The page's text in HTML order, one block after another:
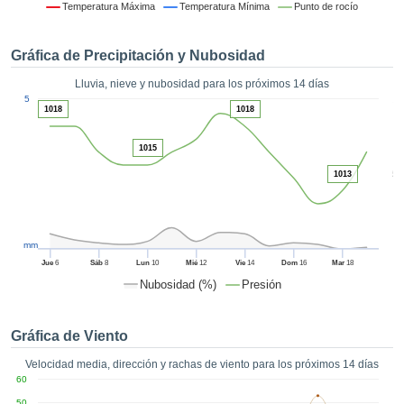
permite
contenido
de todas
ya sean
en
así como
un perfil
ACEPTAR
Temperatura Máxima Temperatura Mínima Punto de rocío
Gráfica de Precipitación y Nubosidad
Lluvia, nieve y nubosidad para los próximos 14 días
Nubosidad (%) Presión
50
Jue 6 Sáb8 Lun 10 Mié 12 Vie 14 Dom16 Mar18
5
mm
1018
1015
1018
1013
Gráfica de Viento
Velocidad media, dirección y rachas de viento para los próximos 14 días
60